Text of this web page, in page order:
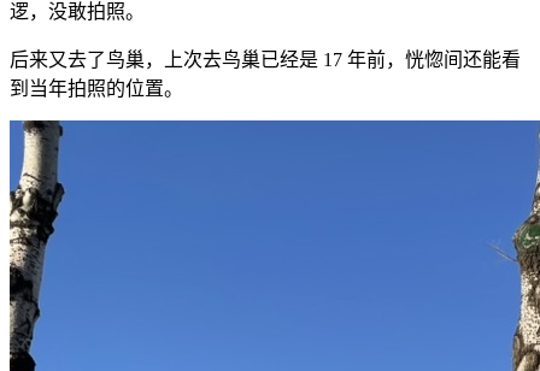
逻，没敢拍照。
后来又去了鸟巢，上次去鸟巢已经是 17 年前，恍惚间还能看
到当年拍照的位置。